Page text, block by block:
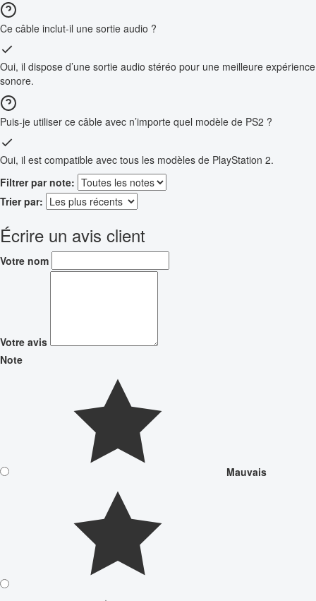
Ce câble inclut-il une sortie audio ?
Oui, il dispose d’une sortie audio stéréo pour une meilleure expérience
sonore.
Puis-je utiliser ce câble avec n’importe quel modèle de PS2 ?
Oui, il est compatible avec tous les modèles de PlayStation 2.
Filtrer par note:
Trier par:
Écrire un avis client
Votre nom
Votre avis
Note
Mauvais